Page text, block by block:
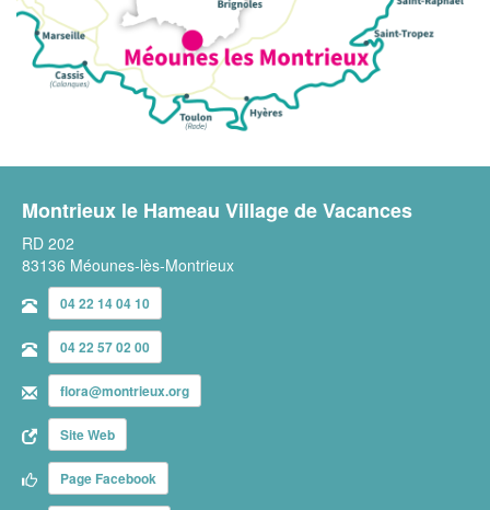
Montrieux le Hameau Village de Vacances
RD 202
83136 Méounes-lès-Montrieux
04 22 14 04 10
04 22 57 02 00
flora@montrieux.org
Site Web
Page Facebook